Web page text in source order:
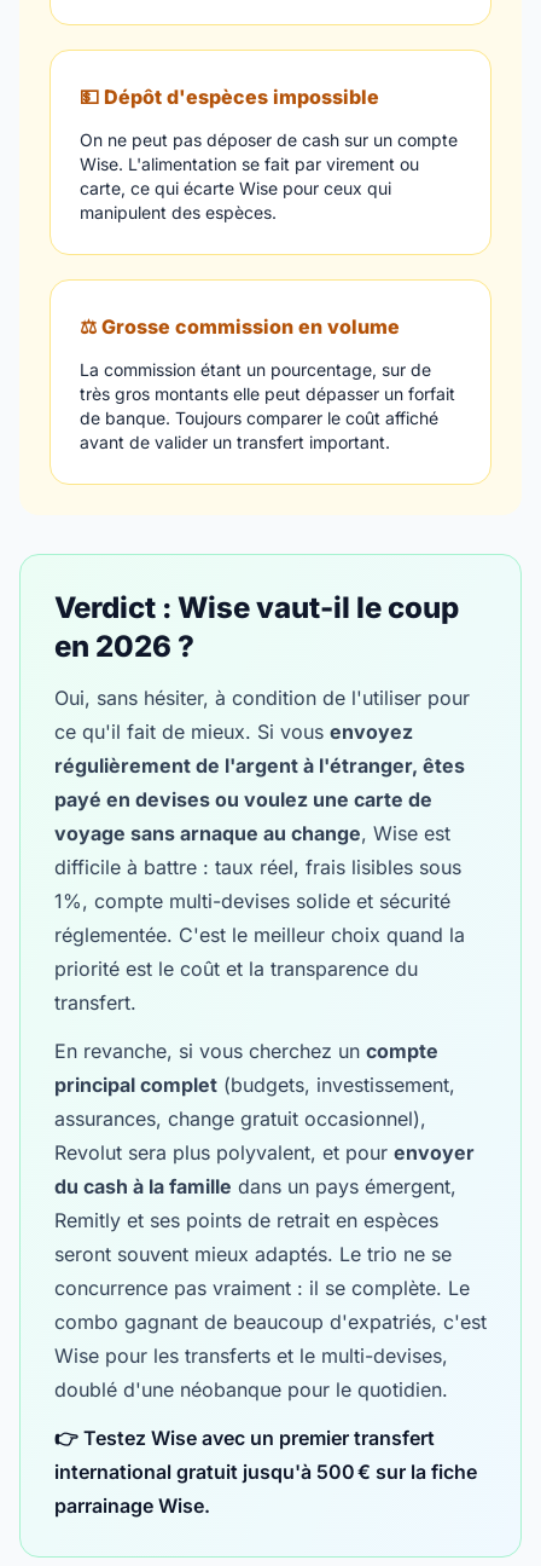
💵 Dépôt d'espèces impossible
On ne peut pas déposer de cash sur un compte
Wise. L'alimentation se fait par virement ou
carte, ce qui écarte Wise pour ceux qui
manipulent des espèces.
⚖️ Grosse commission en volume
La commission étant un pourcentage, sur de
très gros montants elle peut dépasser un forfait
de banque. Toujours comparer le coût affiché
avant de valider un transfert important.
Verdict : Wise vaut-il le coup
en 2026 ?
Oui, sans hésiter, à condition de l'utiliser pour
ce qu'il fait de mieux. Si vous envoyez
régulièrement de l'argent à l'étranger, êtes
payé en devises ou voulez une carte de
voyage sans arnaque au change, Wise est
difficile à battre : taux réel, frais lisibles sous
1%, compte multi-devises solide et sécurité
réglementée. C'est le meilleur choix quand la
priorité est le coût et la transparence du
transfert.
En revanche, si vous cherchez un compte
principal complet (budgets, investissement,
assurances, change gratuit occasionnel),
Revolut sera plus polyvalent, et pour envoyer
du cash à la famille dans un pays émergent,
Remitly et ses points de retrait en espèces
seront souvent mieux adaptés. Le trio ne se
concurrence pas vraiment : il se complète. Le
combo gagnant de beaucoup d'expatriés, c'est
Wise pour les transferts et le multi-devises,
doublé d'une néobanque pour le quotidien.
👉 Testez Wise avec un premier transfert
international gratuit jusqu'à 500 € sur la fiche
parrainage Wise.